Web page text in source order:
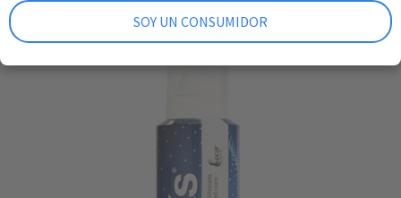
SOY UN CONSUMIDOR